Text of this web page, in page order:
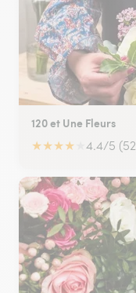
120 et Une Fleurs
★★★★ 4.4/5